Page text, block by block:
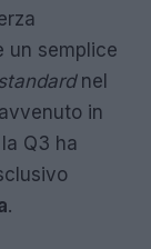
un semplice
nel
in
Q3 ha
.